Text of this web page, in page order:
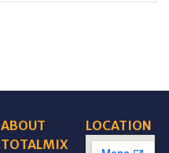
ABOUT
TOTALMIX
LOCATION